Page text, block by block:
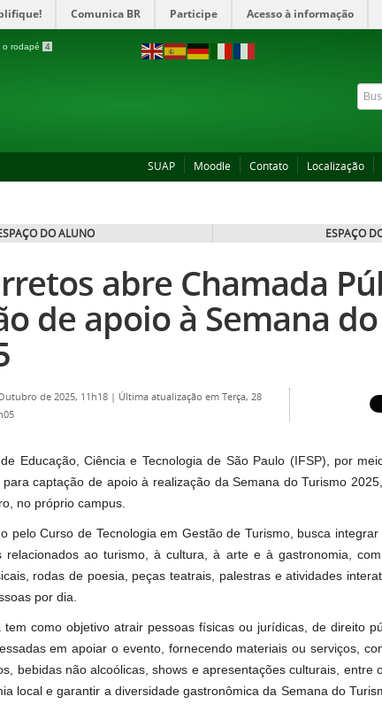
Comunica BR Participe Acesso à informação
o rodapé 4
SUAP Moodle Contato Localização
DO ALUNO ESPAÇO
abre Chamada
de apoio à Semana
de 2025, 11h18 | Última atualização em Terça, 28
Educação, Ciência e Tecnologia de São Paulo (IFSP), por
captação de apoio à realização da Semana do Turismo
no próprio campus.
pelo Curso de Tecnologia em Gestão de Turismo, busca
relacionados ao turismo, à cultura, à arte e à gastronomia,
rodas de poesia, peças teatrais, palestras e atividades
por dia.
tem como objetivo atrair pessoas físicas ou jurídicas, de direito
em apoiar o evento, fornecendo materiais ou serviços,
bebidas não alcoólicas, shows e apresentações culturais, entre
local e garantir a diversidade gastronômica da Semana do